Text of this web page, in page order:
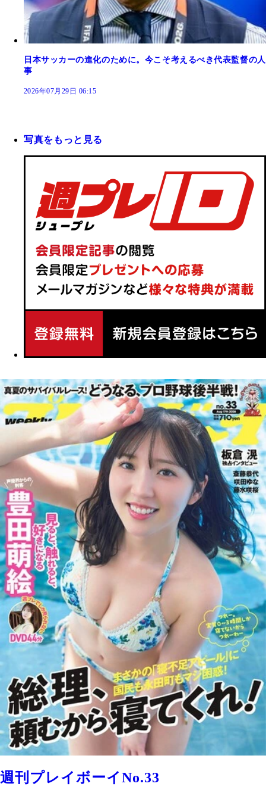
日本サッカーの進化のために。今こそ考えるべき代表監督の人
事
2026年07月29日 06:15
写真をもっと見る
週刊プレイボーイNo.33